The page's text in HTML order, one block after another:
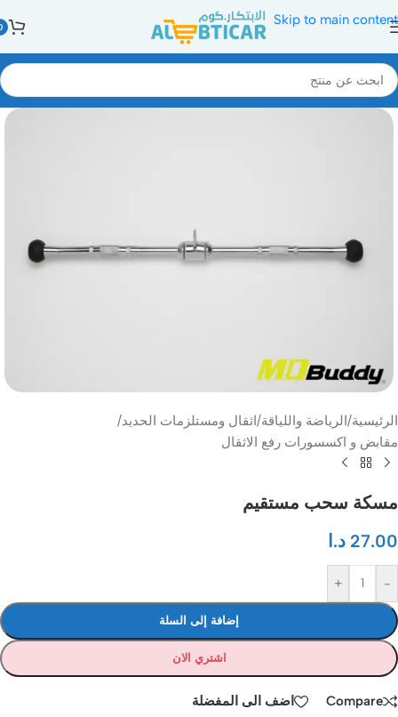
Skip to main content
الرئيسية/الرياضة واللياقة/اثقال ومستلزمات الحديد/
مقابض و اكسسورات رفع الاثقال
مسكة سحب مستقيم
27.00 د.ا
-
+
إضافة إلى السلة
اشتري الان
Compare اضف الى المفضلة